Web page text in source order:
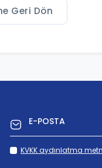
Geri Dön
KVKK aydınlatma